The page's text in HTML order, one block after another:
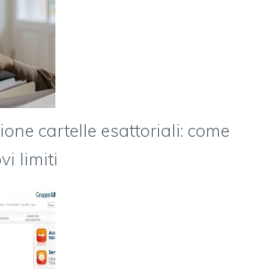
cartelle esattoriali: come
limiti